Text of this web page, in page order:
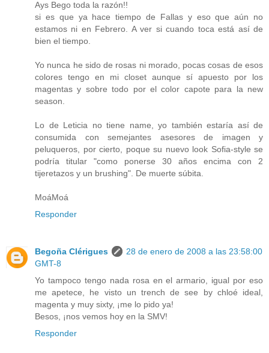
Ays Bego toda la razón!!
si es que ya hace tiempo de Fallas y eso que aún no
estamos ni en Febrero. A ver si cuando toca está así de
bien el tiempo.
Yo nunca he sido de rosas ni morado, pocas cosas de esos
colores tengo en mi closet aunque sí apuesto por los
magentas y sobre todo por el color capote para la new
season.
Lo de Leticia no tiene name, yo también estaría así de
consumida con semejantes asesores de imagen y
peluqueros, por cierto, poque su nuevo look Sofia-style se
podría titular "como ponerse 30 años encima con 2
tijeretazos y un brushing". De muerte súbita.
MoáMoá
Responder
Begoña Clérigues
28 de enero de 2008 a las 23:58:00
GMT-8
Yo tampoco tengo nada rosa en el armario, igual por eso
me apetece, he visto un trench de see by chloé ideal,
magenta y muy sixty, ¡me lo pido ya!
Besos, ¡nos vemos hoy en la SMV!
Responder